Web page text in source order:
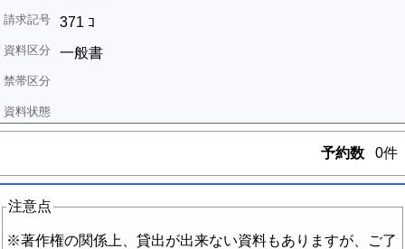
371 ｺ
一般書
予約数 0件
注意点
※著作権の関係上、貸出が出来ない資料もありますが、ご了